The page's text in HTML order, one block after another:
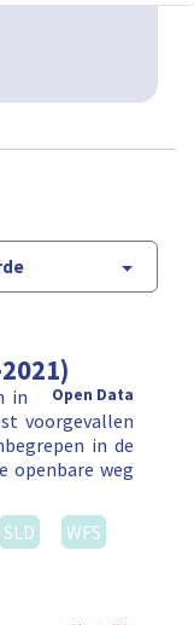
Open Data
in
voorgevallen
in de
openbare weg
SLD
WFS